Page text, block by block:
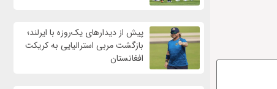
پیش از دیدارهای یک‌روزه با ایرلند؛
بازگشت مربی استرالیایی به کریکت
افغانستان